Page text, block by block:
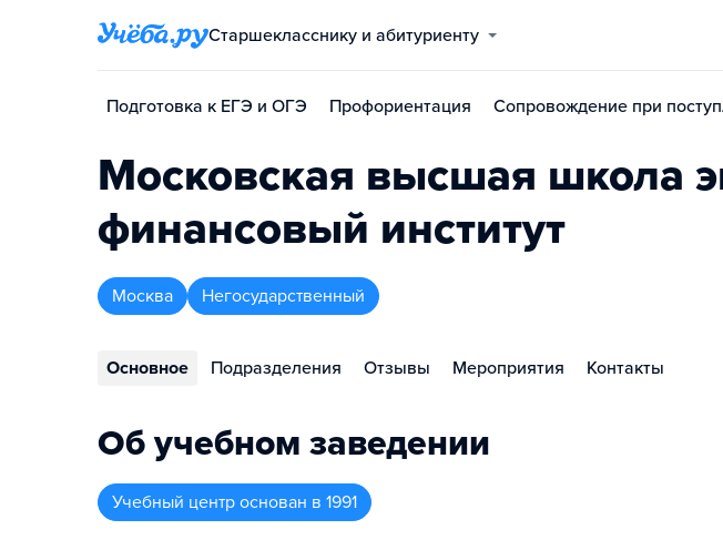
Старшекласснику и абитуриенту
Подготовка к ЕГЭ и ОГЭ Профориентация Сопровождение при
Московская высшая школа
финансовый институт
Москва Негосударственный
Основное Подразделения Отзывы Мероприятия Контакты
Об учебном заведении
Учебный центр основан в 1991